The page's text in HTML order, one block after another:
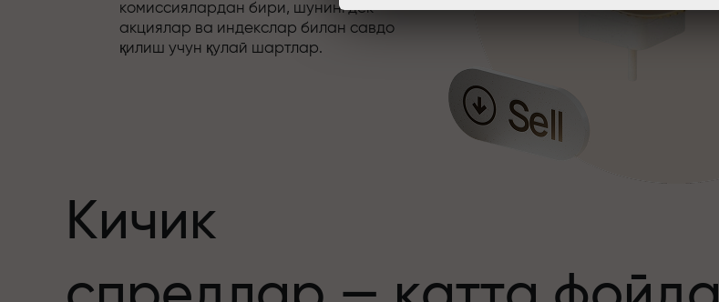
комиссиялардан бири, шунингдек
акциялар ва индекслар билан савдо
қилиш учун қулай шартлар.
Aleš Loprais савдо оламига интилиш ва
Кичик